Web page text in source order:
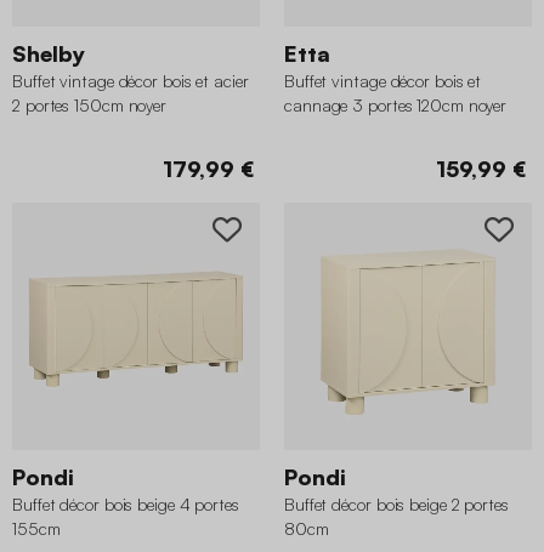
Shelby
Buffet vintage décor bois et acier
2 portes 150cm noyer
179,99 €
Etta
Buffet vintage décor bois et
cannage 3 portes 120cm noyer
159,99 €
Pondi
Buffet décor bois beige 4 portes
155cm
Pondi
Buffet décor bois beige 2 portes
80cm